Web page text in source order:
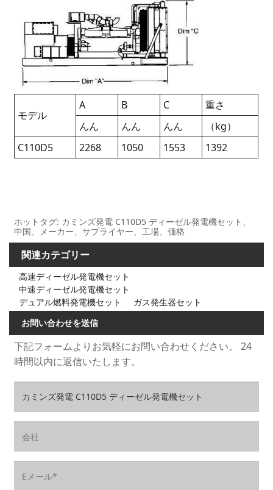
モデル
A B C
重さ
んん
んん んん
（kg）
C110D5
2268 1050 1553 1392
ホットタグ: カミンズ発電 C110D5 ディーゼル発電機セット、
中国、メーカー、サプライヤー、工場、価格
関連カテゴリー
高速ディーゼル発電機セット
中速ディーゼル発電機セット
デュアル燃料発電機セット
ガス発生器セット
お問い合わせを送信
下記フォームよりお気軽にお問い合わせください。 24
時間以内に返信いたします。